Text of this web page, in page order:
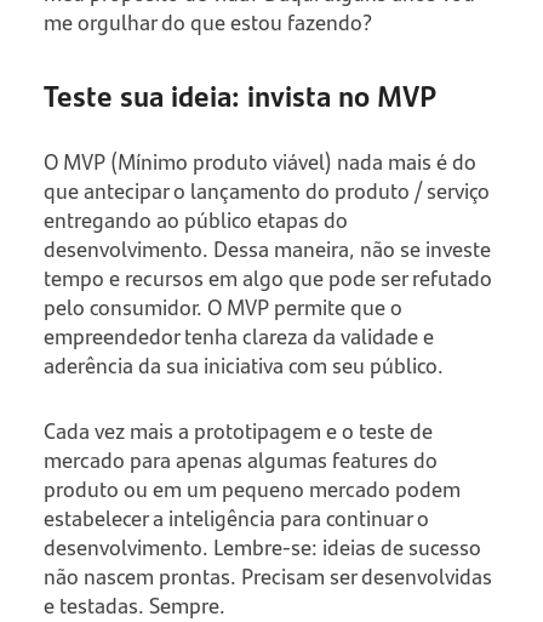
me orgulhar do que estou fazendo?
Teste sua ideia: invista no MVP
O MVP (Mínimo produto viável) nada mais é do
que antecipar o lançamento do produto / serviço
entregando ao público etapas do
desenvolvimento. Dessa maneira, não se investe
tempo e recursos em algo que pode ser refutado
pelo consumidor. O MVP permite que o
empreendedor tenha clareza da validade e
aderência da sua iniciativa com seu público.
Cada vez mais a prototipagem e o teste de
mercado para apenas algumas features do
produto ou em um pequeno mercado podem
estabelecer a inteligência para continuar o
desenvolvimento. Lembre-se: ideias de sucesso
não nascem prontas. Precisam ser desenvolvidas
e testadas. Sempre.